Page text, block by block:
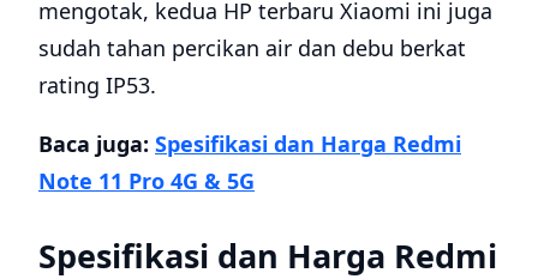
mengotak, kedua HP terbaru Xiaomi ini juga
sudah tahan percikan air dan debu berkat
rating IP53.
Baca juga: Spesifikasi dan Harga Redmi
Note 11 Pro 4G & 5G
Spesifikasi dan Harga Redmi